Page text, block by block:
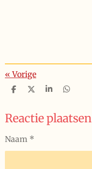
«Vorige
D
e
n
D
l
S
r
e
D
e
n
Reactie plaatsen
Naam *